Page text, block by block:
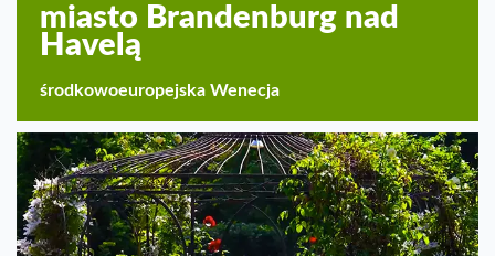
miasto Brandenburg nad
Havelą
środkowoeuropejska Wenecja